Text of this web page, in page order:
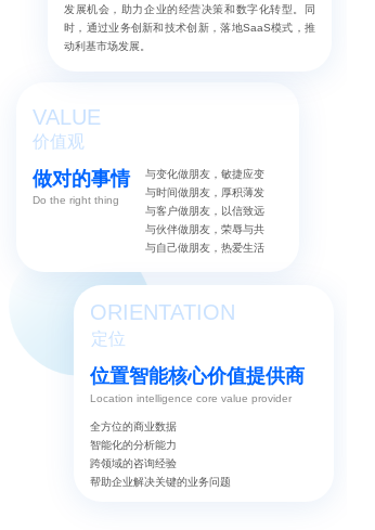
发展机会，助力企业的经营决策和数字化转型。同
时，通过业务创新和技术创新，落地SaaS模式，推
动利基市场发展。
做对的事情
Do the right thing
价值观
VALUE
与变化做朋友，敏捷应变
与时间做朋友，厚积薄发
与客户做朋友，以信致远
与伙伴做朋友，荣辱与共
与自己做朋友，热爱生活
Location intelligence core value provider
位置智能核心价值提供商
全方位的商业数据
智能化的分析能力
跨领域的咨询经验
帮助企业解决关键的业务问题
ORIENTATION
定位